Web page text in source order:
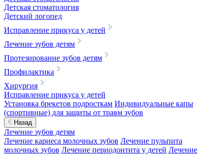
Детская стоматология
Детский логопед
Исправление прикуса у детей
Лечение зубов детям
Протезирование зубов детям
Профилактика
Хирургия
Исправление прикуса у детей
Установка брекетов подросткам Индивидуальные капы
(спортивные) для защиты от травм зубов
Назад
Лечение зубов детям
Лечение кариеса молочных зубов Лечение пульпита
молочных зубов Лечение периодонтита у детей Лечение